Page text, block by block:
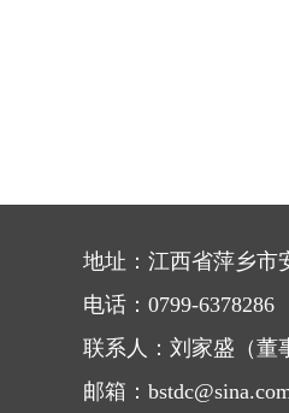
地址：江西省萍乡市
电话：0799-6378286
联系人：刘家盛（董
邮箱：